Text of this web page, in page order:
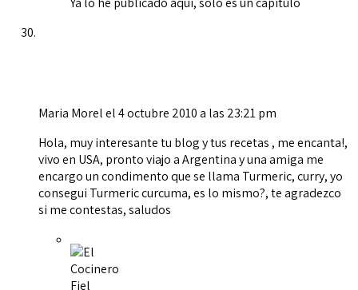
Maria Morelel 4 octubre 2010 a las 23:21 pm
Hola, muy interesante tu blog y tus recetas , me encanta!,
vivo en USA, pronto viajo a Argentina y una amiga me
encargo un condimento que se llama Turmeric, curry, yo
consegui Turmeric curcuma, es lo mismo?, te agradezco
si me contestas, saludos